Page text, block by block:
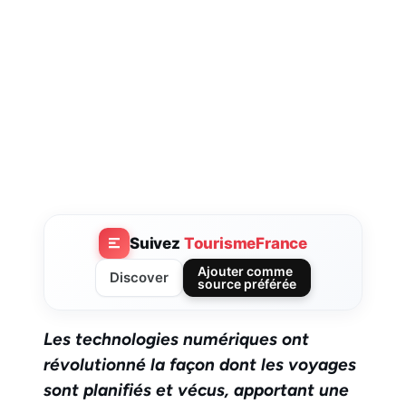
Suivez TourismeFrance
Discover
Ajouter comme
source préférée
Les technologies numériques ont
révolutionné la façon dont les voyages
sont planifiés et vécus, apportant une